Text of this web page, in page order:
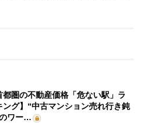
都圏の不動産価格「危ない駅」ラ
ング】“中古マンション売れ行き鈍
ワー…